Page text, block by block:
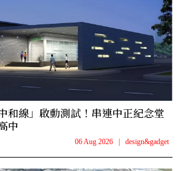
和線」啟動測試！串連中正紀念堂
中
06 Aug 2026 design&gadget